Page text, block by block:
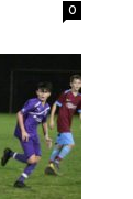
0